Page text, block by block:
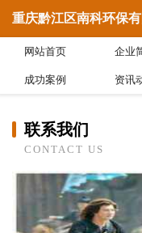
重庆黔江区南科环保有
网站首页 企业
成功案例 资讯
联系我们
CONTACT US